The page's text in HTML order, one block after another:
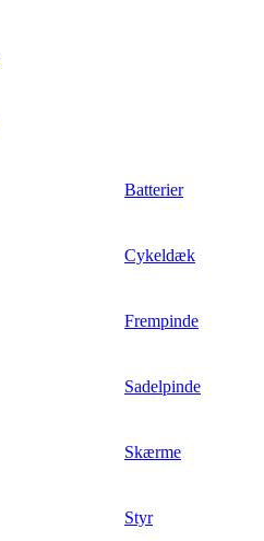
Batterier
Cykeldæk
Frempinde
Sadelpinde
Skærme
Styr